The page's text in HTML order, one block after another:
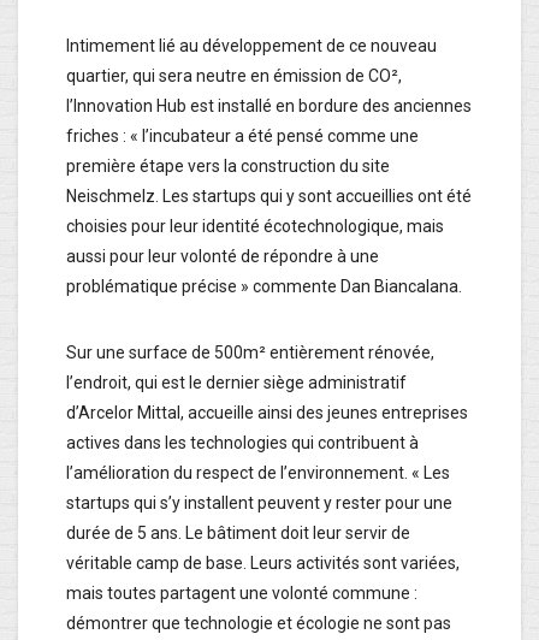
Intimement lié au développement de ce nouveau
quartier, qui sera neutre en émission de CO²,
l’Innovation Hub est installé en bordure des anciennes
friches : « l’incubateur a été pensé comme une
première étape vers la construction du site
Neischmelz. Les startups qui y sont accueillies ont été
choisies pour leur identité écotechnologique, mais
aussi pour leur volonté de répondre à une
problématique précise » commente Dan Biancalana.
Sur une surface de 500m² entièrement rénovée,
l’endroit, qui est le dernier siège administratif
d’Arcelor Mittal, accueille ainsi des jeunes entreprises
actives dans les technologies qui contribuent à
l’amélioration du respect de l’environnement. « Les
startups qui s’y installent peuvent y rester pour une
durée de 5 ans. Le bâtiment doit leur servir de
véritable camp de base. Leurs activités sont variées,
mais toutes partagent une volonté commune :
démontrer que technologie et écologie ne sont pas